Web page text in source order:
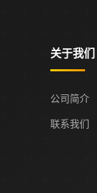
关于我们
公司简介
联系我们